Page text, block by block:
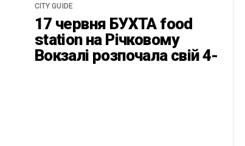
CITY GUIDE
17 червня БУХТА food
station на Річковому
Вокзалі розпочала свій 4-